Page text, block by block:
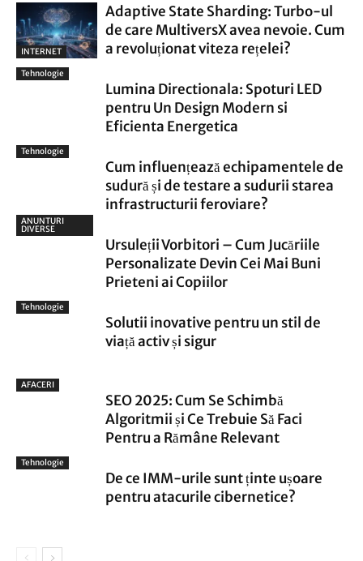
INTERNET
Adaptive State Sharding: Turbo-ul
de care MultiversX avea nevoie. Cum
a revoluționat viteza rețelei?
Tehnologie
Lumina Directionala: Spoturi LED
pentru Un Design Modern si
Eficienta Energetica
Tehnologie
Cum influențează echipamentele de
sudură și de testare a sudurii starea
infrastructurii feroviare?
ANUNTURI
DIVERSE
Ursuleții Vorbitori – Cum Jucăriile
Personalizate Devin Cei Mai Buni
Prieteni ai Copiilor
Tehnologie
Solutii inovative pentru un stil de
viață activ și sigur
AFACERI
SEO 2025: Cum Se Schimbă
Algoritmii și Ce Trebuie Să Faci
Pentru a Rămâne Relevant
Tehnologie
De ce IMM-urile sunt ținte ușoare
pentru atacurile cibernetice?